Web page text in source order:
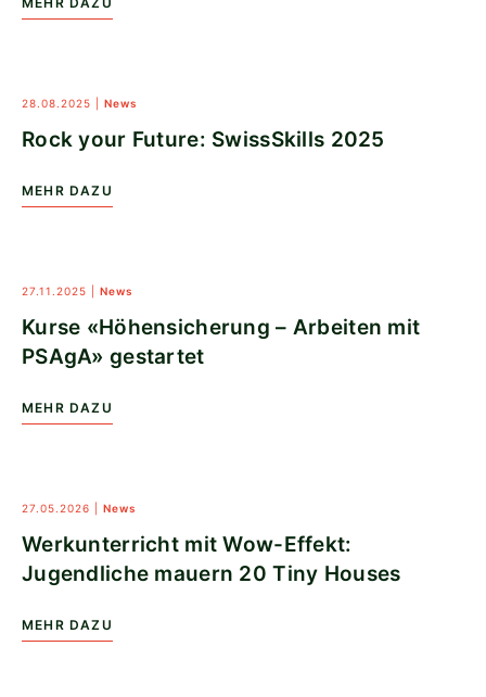
28.08.2025 News
​​Rock your Future:​ SwissSkills 2025
MEHR DAZU
27.11.2025 News
Kurse «Höhensicherung – Arbeiten mit
PSAgA» gestartet
MEHR DAZU
27.05.2026 News
Werkunterricht mit Wow-Effekt:
Jugendliche mauern 20 Tiny Houses
MEHR DAZU